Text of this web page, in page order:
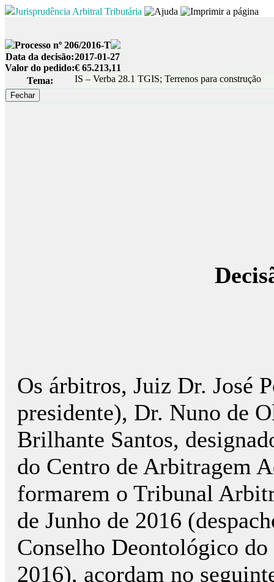
Jurisprudência Arbitral Tributária
Processo nº 206/2016-T
Data da decisão:2017-01-27
Valor do pedido:€ 65.213,11
Tema:
IS – Verba 28.1 TGIS; Terrenos para construção
Os árbitros, Juiz Dr. José
presidente), Dr. Nuno de
Brilhante Santos,
do Centro de Arbitragem
formarem o Tribunal
de Junho de 2016
Conselho Deontológico
2016), acordam no